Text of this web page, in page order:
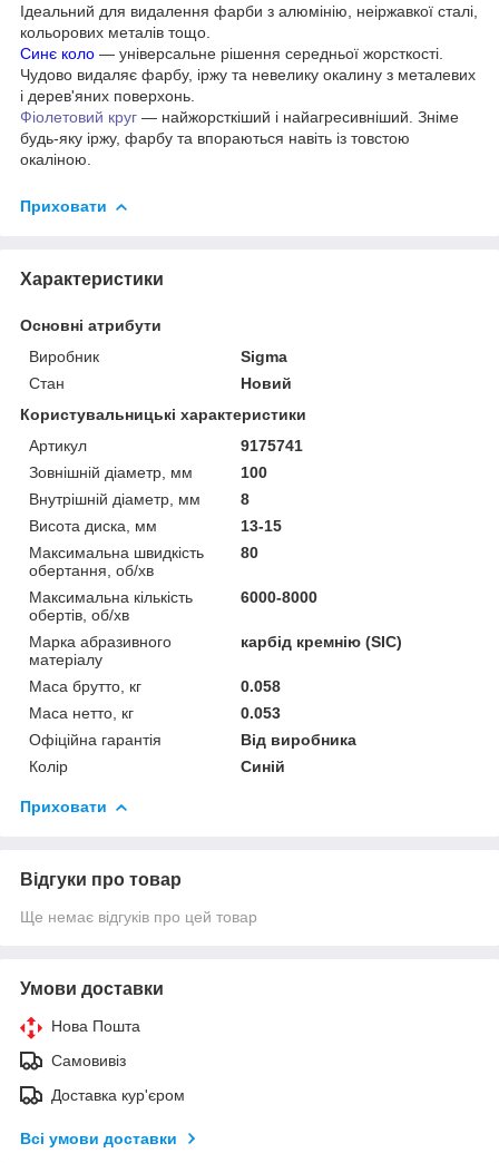
Ідеальний для видалення фарби з алюмінію, неіржавкої сталі,
кольорових металів тощо.
Синє коло — універсальне рішення середньої жорсткості.
Чудово видаляє фарбу, іржу та невелику окалину з металевих
і дерев'яних поверхонь.
Фіолетовий круг — найжорсткіший і найагресивніший. Зніме
будь-яку іржу, фарбу та впораються навіть із товстою
окаліною.
Приховати
Характеристики
Основні атрибути
Виробник
Sigma
Стан
Новий
Користувальницькі характеристики
Артикул
9175741
Зовнішній діаметр, мм
100
Внутрішній діаметр, мм
8
Висота диска, мм
13-15
Максимальна швидкість
обертання, об/хв
80
Максимальна кількість
обертів, об/хв
6000-8000
Марка абразивного
матеріалу
карбід кремнію (SIC)
Маса брутто, кг
0.058
Маса нетто, кг
0.053
Офіційна гарантія
Від виробника
Колір
Синій
Приховати
Відгуки про товар
Ще немає відгуків про цей товар
Умови доставки
Нова Пошта
Самовивіз
Доставка кур'єром
Всі умови доставки